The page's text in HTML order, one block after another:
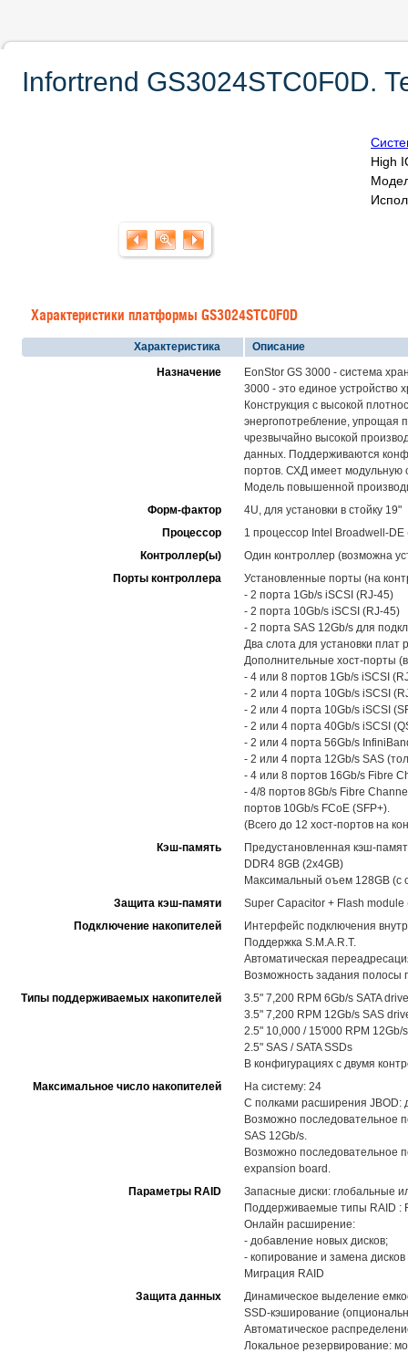
Infortrend GS3024STC0F0D.
High
Характеристики платформы GS3024STC0F0D
Характеристика
Описание
Назначение
EonStor GS 3000 - система
3000 - это единое устройство
Конструкция с высокой
энергопотребление, упрощая
чрезвычайно высокой
данных. Поддерживаются
портов. СХД имеет модульную
Модель повышенной
Форм-фактор
4U, для установки в стойку 19"
Процессор
1 процессор Intel Broadwell-DE
Контроллер(ы)
Один контроллер (возможна
Порты контроллера
Установленные порты (на
- 2 порта 1Gb/s iSCSI (RJ-45)
- 2 порта 10Gb/s iSCSI (RJ-45)
- 2 порта SAS 12Gb/s для
Два слота для установки
Дополнительные хост-порты
- 4 или 8 портов 1Gb/s iSCSI
- 2 или 4 порта 10Gb/s iSCSI
- 2 или 4 порта 10Gb/s iSCSI
- 2 или 4 порта 40Gb/s iSCSI
- 2 или 4 порта 56Gb/s
- 2 или 4 порта 12Gb/s SAS
- 4 или 8 портов 16Gb/s Fibre
- 4/8 портов 8Gb/s Fibre
портов 10Gb/s FCoE (SFP+).
(Всего до 12 хост-портов на
Кэш-память
Предустановленная кэш-
DDR4 8GB (2x4GB)
Максимальный оъем 128GB (с
Защита кэш-памяти
Super Capacitor + Flash
Подключение накопителей
Интерфейс подключения
Поддержка S.M.A.R.T.
Автоматическая
Возможность задания полосы
Типы поддерживаемых накопителей
3.5" 7,200 RPM 6Gb/s SATA
3.5" 7,200 RPM 12Gb/s SAS
2.5" 10,000 / 15'000 RPM 12Gb/
2.5" SAS / SATA SSDs
В конфигурациях с двумя
Максимальное число накопителей
На систему: 24
С полками расширения JBOD:
Возможно последовательное
SAS 12Gb/s.
Возможно последовательное
expansion board.
Параметры RAID
Запасные диски: глобальные
Поддерживаемые типы RAID :
Онлайн расширение:
- добавление новых дисков;
- копирование и замена
Миграция RAID
Защита данных
Динамическое выделение
SSD-кэширование
Автоматическое
Локальное резервирование: